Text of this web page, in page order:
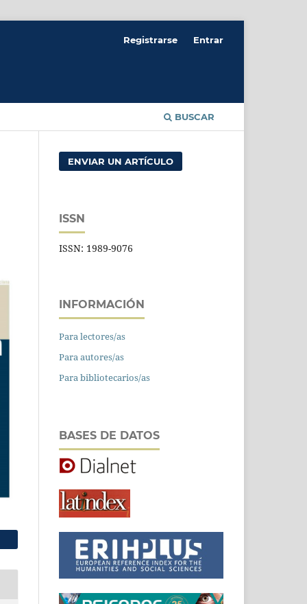
BUSCAR
Registrarse Entrar
ENVIAR UN ARTÍCULO
ISSN
ISSN: 1989-9076
INFORMACIÓN
Para lectores/as
Para autores/as
Para bibliotecarios/as
BASES DE DATOS